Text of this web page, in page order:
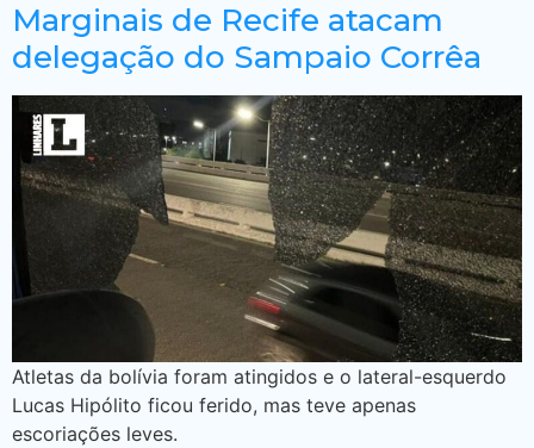
Marginais de Recife atacam
delegação do Sampaio Corrêa
Atletas da bolívia foram atingidos e o lateral-esquerdo
Lucas Hipólito ficou ferido, mas teve apenas
escoriações leves.